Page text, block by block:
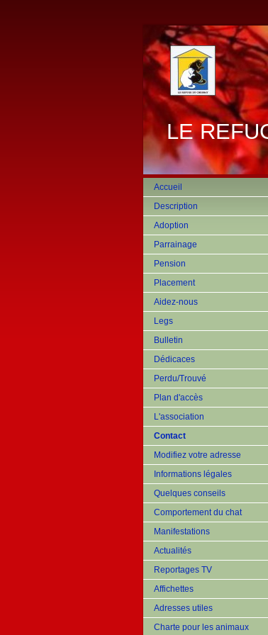
LE
Accueil
Description
Adoption
Parrainage
Pension
Placement
Aidez-nous
Legs
Bulletin
Dédicaces
Perdu/Trouvé
Plan d'accès
L'association
Contact
Modifiez votre adresse
Informations légales
Quelques conseils
Comportement du chat
Manifestations
Actualités
Reportages TV
Affichettes
Adresses utiles
Charte pour les animaux